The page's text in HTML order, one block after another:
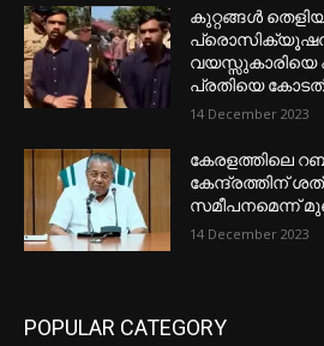
കുറ്റങ്ങൾ
വയസ്സുകാരിയെ
പ്രതിയെ
14 December 2023
കേരളത്തിലെ
കേന്ദ്രത്തിന്
സമീപനമെന്ന്
14 December 2023
POPULAR CATEGORY